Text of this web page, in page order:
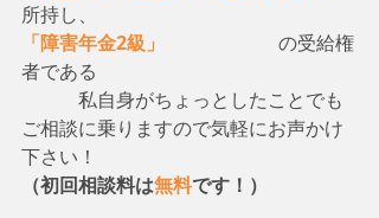
所持し、
「障害年金2級」
の受給権
者である
私自身がちょっとしたことでも
ご相談に乗りますので気軽にお声かけ
下さい！
（初回相談料は無料です！）